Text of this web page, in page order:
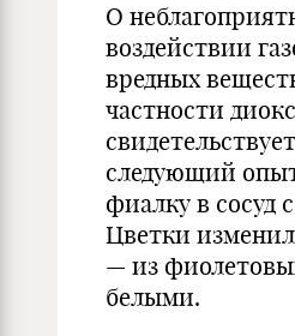
О
воздействии
вредных
частности
свидетель­ствует
следующий
фиалку в сосуд
Цветки
— из
белыми.